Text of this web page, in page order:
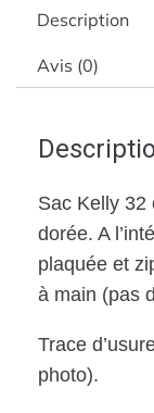
Description
Avis (0)
Sac Kelly 32
dorée. A
plaquée et
à main (pas
Trace
photo).